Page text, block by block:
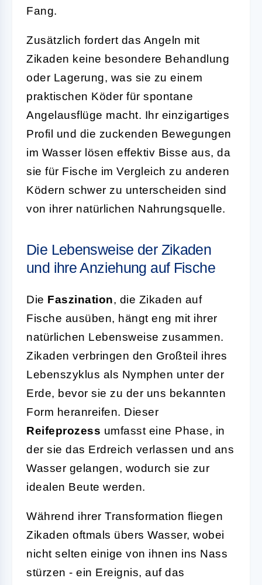
Fang.
Zusätzlich fordert das Angeln mit
Zikaden keine besondere Behandlung
oder Lagerung, was sie zu einem
praktischen Köder für spontane
Angelausflüge macht. Ihr einzigartiges
Profil und die zuckenden Bewegungen
im Wasser lösen effektiv Bisse aus, da
sie für Fische im Vergleich zu anderen
Ködern schwer zu unterscheiden sind
von ihrer natürlichen Nahrungsquelle.
Die Lebensweise der Zikaden
und ihre Anziehung auf Fische
Die Faszination, die Zikaden auf
Fische ausüben, hängt eng mit ihrer
natürlichen Lebensweise zusammen.
Zikaden verbringen den Großteil ihres
Lebenszyklus als Nymphen unter der
Erde, bevor sie zu der uns bekannten
Form heranreifen. Dieser
Reifeprozess umfasst eine Phase, in
der sie das Erdreich verlassen und ans
Wasser gelangen, wodurch sie zur
idealen Beute werden.
Während ihrer Transformation fliegen
Zikaden oftmals übers Wasser, wobei
nicht selten einige von ihnen ins Nass
stürzen - ein Ereignis, auf das